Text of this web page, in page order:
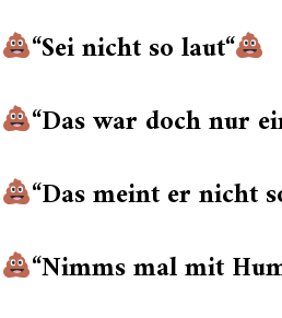
“Sei nicht so laut“
“Das war doch nur
“Das meint er nicht
“Nimms mal mit